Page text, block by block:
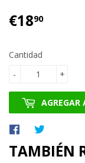
€1890€18.90
Cantidad
+
-
AGREGAR
Compartir
Facebook
en
Twitter
TAMBIÉN